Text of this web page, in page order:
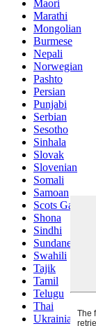
Maori
Marathi
Mongolian
Burmese
Nepali
Norwegian
Pashto
Persian
Punjabi
Serbian
Sesotho
Sinhala
Slovak
Slovenian
Somali
Samoan
Scots Gaelic
Shona
Sindhi
Sundanese
Swahili
Tajik
Tamil
Telugu
Thai
Ukrainian